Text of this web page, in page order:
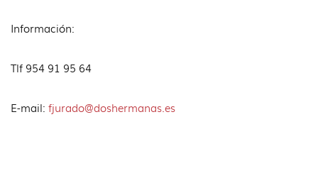
Información:
Tlf 954 91 95 64
E-mail: fjurado@doshermanas.es